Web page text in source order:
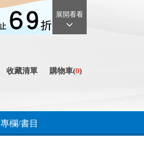
展開看看
收藏清單 購物車(0)
專欄/書目